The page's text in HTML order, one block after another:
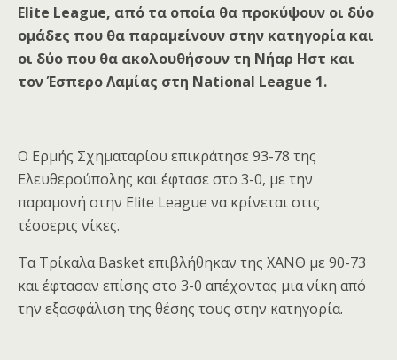
Elite League, από τα οποία θα προκύψουν οι δύο
ομάδες που θα παραμείνουν στην κατηγορία και
οι δύο που θα ακολουθήσουν τη Νήαρ Ηστ και
τον Έσπερο Λαμίας στη National League 1.
Ο Ερμής Σχηματαρίου επικράτησε 93-78 της
Ελευθερούπολης και έφτασε στο 3-0, με την
παραμονή στην Elite League να κρίνεται στις
τέσσερις νίκες.
Τα Τρίκαλα Basket επιβλήθηκαν της ΧΑΝΘ με 90-73
και έφτασαν επίσης στο 3-0 απέχοντας μια νίκη από
την εξασφάλιση της θέσης τους στην κατηγορία.